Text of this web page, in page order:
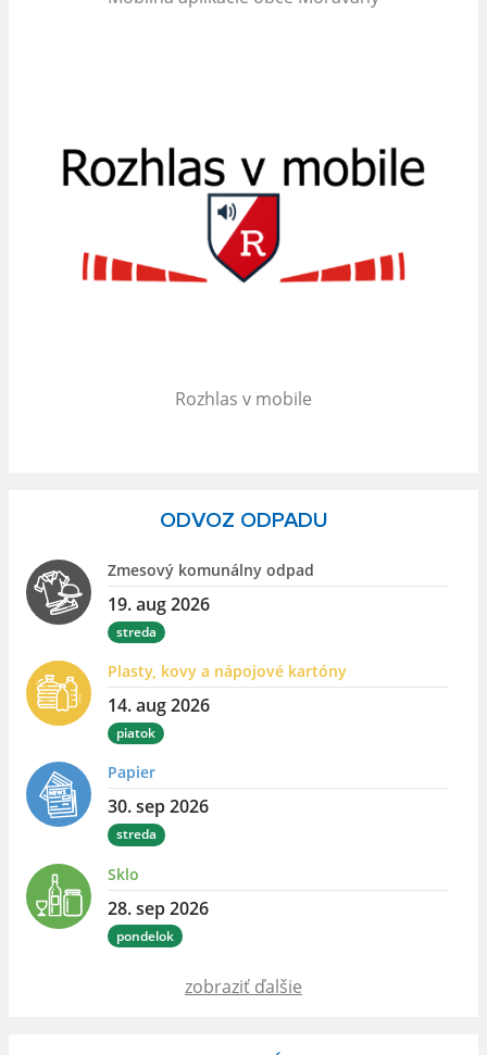
Rozhlas v mobile
ODVOZ ODPADU
Zmesový komunálny odpad
19. aug 2026
streda
Plasty, kovy a nápojové kartóny
14. aug 2026
piatok
Papier
30. sep 2026
streda
Sklo
28. sep 2026
pondelok
zobraziť ďalšie